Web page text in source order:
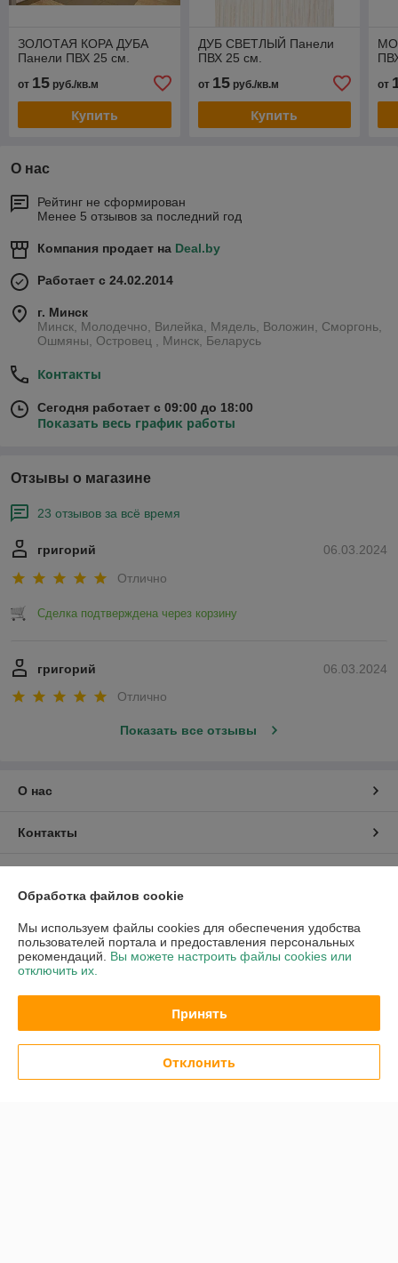
ЗОЛОТАЯ КОРА ДУБА
Панели ПВХ 25 см.
от 15 руб./кв.м
Купить
ДУБ СВЕТЛЫЙ Панели
ПВХ 25 см.
от 15руб./кв.м
Купить
от
О нас
Рейтинг не сформирован
Менее 5 отзывов за последний год
Компания продает на Deal.by
Работает с 24.02.2014
г. Минск
Минск, Молодечно, Вилейка, Мядель, Воложин, Сморгонь,
Ошмяны, Островец , Минск, Беларусь
Контакты
Сегодня работает с 09:00 до 18:00
Показать весь график работы
Отзывы о магазине
23 отзывов за всё время
06.03.2024
григорий
Отлично
Сделка подтверждена через корзину
06.03.2024
григорий
Отлично
Показать все отзывы
О нас
Контакты
Полная версия сайта
Политика обработки cookies
Сайт создан на платформе Deal.by
Обработка файлов cookie
Мы используем файлы cookies для обеспечения удобства
пользователей портала и предоставления персональных
рекомендаций. Вы можете настроить файлы cookies или
отключить их.
Принять
Отклонить